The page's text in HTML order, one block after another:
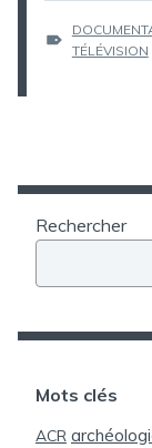
TÉLÉVISION
Rechercher
Mots clés
ACR